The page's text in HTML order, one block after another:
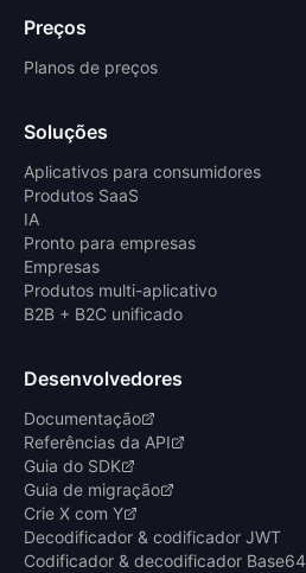
Preços
Planos de preços
Soluções
Aplicativos para consumidores
Produtos SaaS
IA
Pronto para empresas
Empresas
Produtos multi-aplicativo
B2B + B2C unificado
Desenvolvedores
Documentação
Referências da API
Guia do SDK
Guia de migração
Crie X com Y
Decodificador & codificador JWT
Codificador & decodificador Base64